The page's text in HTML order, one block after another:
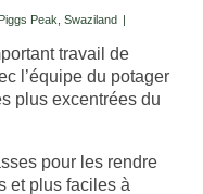
Peak Swaziland |
travail de
l’équipe du potager
plus excentrées du
pour les rendre
et plus faciles à